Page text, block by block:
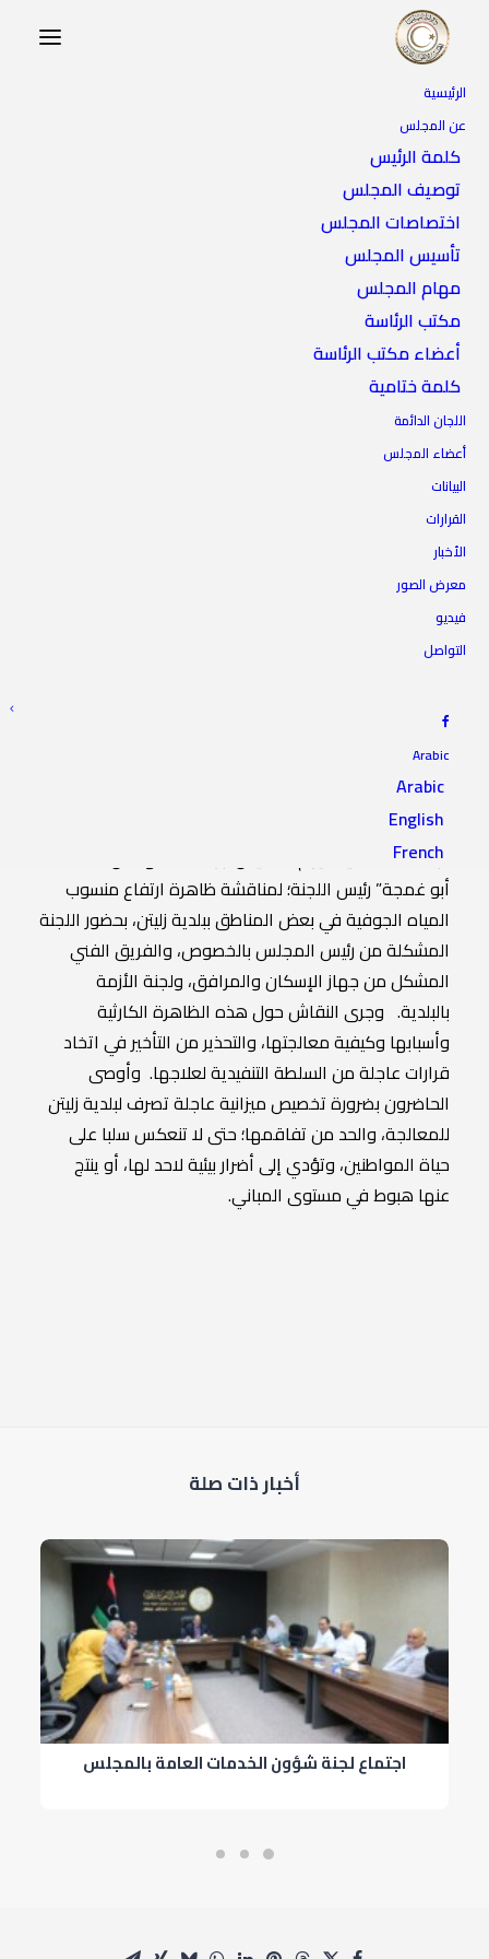
الرئيسية
عن المجلس
كلمة الرئيس
توصيف المجلس
اختصاصات المجلس
تأسيس المجلس
مهام المجلس
مكتب الرئاسة
أعضاء مكتب الرئاسة
كلمة ختامية
اللجان الدائمة
أعضاء المجلس
البيانات
القرارات
الأخبار
معرض الصور
فيديو
التواصل
Arabic
Arabic
English
French
لجنة الخدمات العامة بالمجلس
لمناقشة ظاهرة ارتفاع منسوب
عقدت لجنة الخدمات العامة بالمجلس الأعلى للدولة
اجتماعاً استثنائيا، اليوم الخميس، برئاسة المهندس “محمد
أبو غمجة” رئيس اللجنة؛ لمناقشة ظاهرة ارتفاع منسوب
المياه الجوفية في بعض المناطق ببلدية زليتن، بحضور اللجنة
المشكلة من رئيس المجلس بالخصوص، والفريق الفني
المشكل من جهاز الإسكان والمرافق، ولجنة الأزمة
بالبلدية. وجرى النقاش حول هذه الظاهرة الكارثية
وأسبابها وكيفية معالجتها، والتحذير من التأخير في اتخاد
قرارات عاجلة من السلطة التنفيدية لعلاجها. وأوصى
الحاضرون بضرورة تخصيص ميزانية عاجلة تصرف لبلدية زليتن
للمعالجة، والحد من تفاقمها؛ حتى لا تنعكس سلبا على
حياة المواطنين، وتؤدي إلى أضرار بيئية لاحد لها، أو ينتج
عنها هبوط في مستوى المباني.
أخبار ذات صلة
اجتماع لجنة شؤون الخدمات العامة بالمجلس